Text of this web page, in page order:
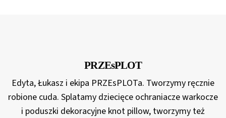
PRZEsPLOT
Edyta, Łukasz i ekipa PRZEsPLOTa. Tworzymy ręcznie
robione cuda. Splatamy dziecięce ochraniacze warkocze
i poduszki dekoracyjne knot pillow, tworzymy też